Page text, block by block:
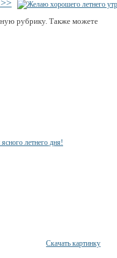
рубрику. Также можете
Скачать картинку